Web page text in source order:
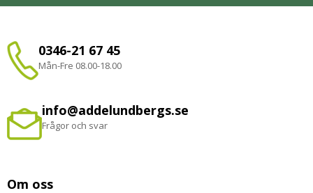
0346-21 67 45
Mån-Fre 08.00-18.00
info@addelundbergs.se
Frågor och svar
Om oss